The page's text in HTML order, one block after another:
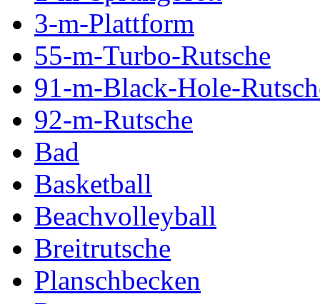
3-m-Plattform
55-m-Turbo-Rutsche
91-m-Black-Hole-
92-m-Rutsche
Bad
Basketball
Beachvolleyball
Breitrutsche
Planschbecken